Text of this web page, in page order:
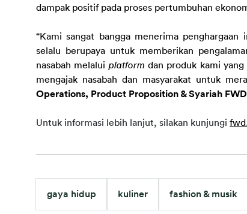
dampak positif pada proses pertumbuhan
“Kami sangat bangga menerima penghargaan
selalu berupaya untuk memberikan
nasabah melalui platform dan produk kami
mengajak nasabah dan masyarakat untuk
Operations, Product Proposition & Syariah
Untuk informasi lebih lanjut, silakan kunjungi
gaya hidup kuliner fashion & musik